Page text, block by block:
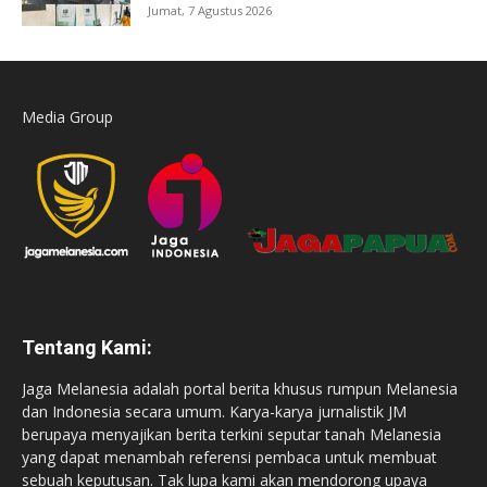
Jumat, 7 Agustus 2026
Media Group
Tentang Kami:
Jaga Melanesia adalah portal berita khusus rumpun Melanesia
dan Indonesia secara umum. Karya-karya jurnalistik JM
berupaya menyajikan berita terkini seputar tanah Melanesia
yang dapat menambah referensi pembaca untuk membuat
sebuah keputusan. Tak lupa kami akan mendorong upaya